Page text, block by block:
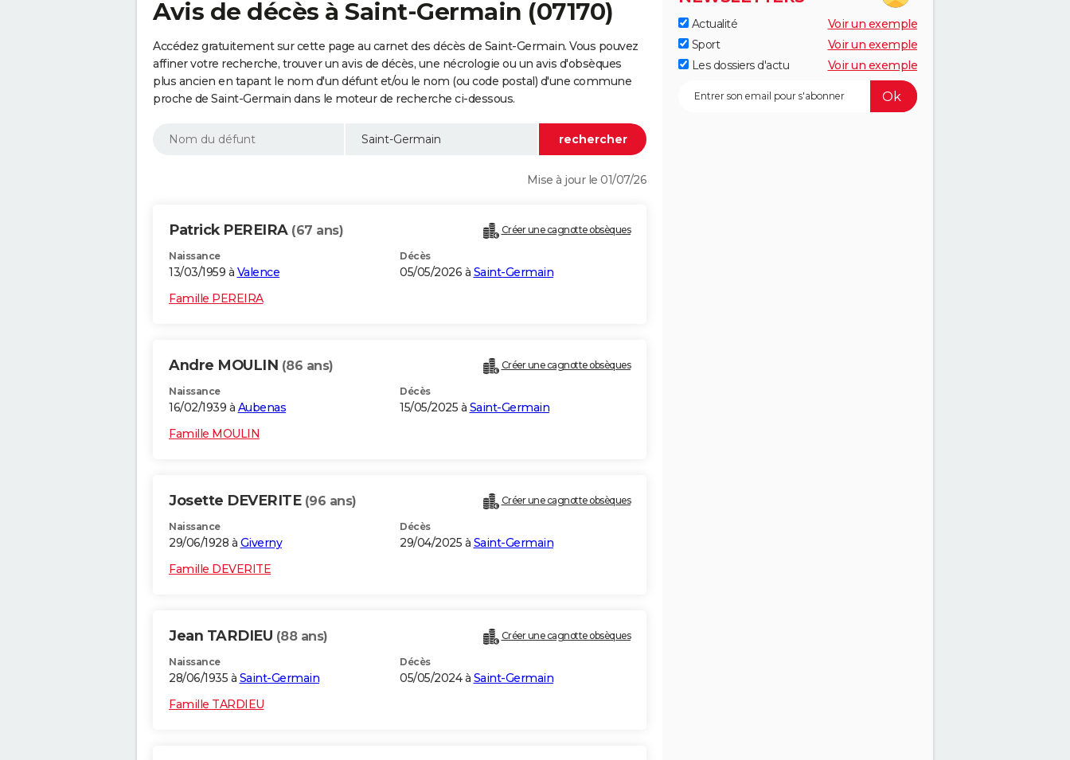
Avis de décès à Saint-Germain (07170)
Accédez gratuitement sur cette page au carnet des décès de Saint-Germain. Vous pouvez
affiner votre recherche, trouver un avis de décès, une nécrologie ou un avis d'obsèques
plus ancien en tapant le nom d'un défunt et/ou le nom (ou code postal) d'une commune
proche de Saint-Germain dans le moteur de recherche ci-dessous.
Mise à jour le 01/07/26
Patrick PEREIRA (67 ans) Créer une cagnotte obsèques
Naissance
13/03/1959 à Valence
Décès
05/05/2026 à Saint-Germain
Famille PEREIRA
Andre MOULIN (86 ans) Créer une cagnotte obsèques
Naissance
16/02/1939 à Aubenas
Décès
15/05/2025 à Saint-Germain
Famille MOULIN
Josette DEVERITE (96 ans) Créer une cagnotte obsèques
Naissance
29/06/1928 à Giverny
Décès
29/04/2025 à Saint-Germain
Famille DEVERITE
Jean TARDIEU (88 ans) Créer une cagnotte obsèques
Naissance
28/06/1935 à Saint-Germain
Décès
05/05/2024 à Saint-Germain
Famille TARDIEU
Actualité
Voir un exemple
Sport
Voir un exemple
Les dossiers d'actu
Voir un exemple